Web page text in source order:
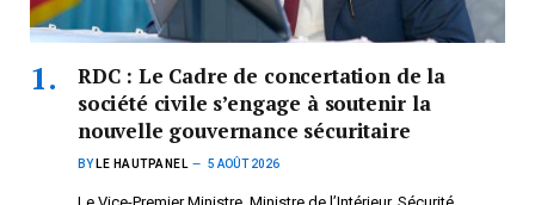
RDC : Le Cadre de concertation de la
société civile s’engage à soutenir la
nouvelle gouvernance sécuritaire
BY LE HAUTPANEL 5 AOÛT 2026